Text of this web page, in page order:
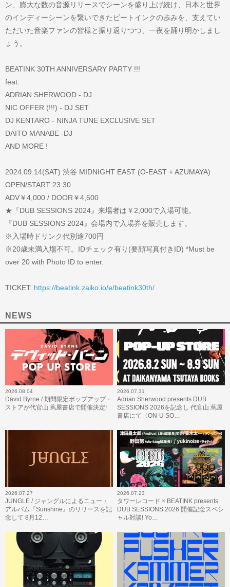
ン、膨大な数の音源リリースでシーンを盛り上げ続け、日本と世界
のインディーシーンを繋いできたビートインクの歩みを、支えてい
ただいた音楽ファンの皆様と振り返りつつ、一夜を踊り明かしまし
ょう。
BEATINK 30TH ANNIVERSARY PARTY !!!
feat.
ADRIAN SHERWOOD - DJ
NIC OFFER (!!!) - DJ SET
DJ KENTARO - NINJA TUNE EXCLUSIVE SET
DAITO MANABE -DJ
AND MORE !
2024.09.14(SAT) 渋谷 MIDNIGHT EAST (O-EAST + AZUMAYA)
OPEN/START 23:30
ADV￥4,000 / DOOR￥4,500
★『DUB SESSIONS 2024』来場者は￥2,000で入場可能。
『DUB SESSIONS 2024』会場内で入場券を販売します。
※入場時ドリンク代別途700円
※20歳未満入場不可。IDチェック有り(要顔写真付きID) *Must be
over 20 with Photo ID to enter.
TICKET: https://beatink.zaiko.io/e/beatink30th/
NEWS
2026.08.04
David Byrne / 期間限定ポップアップ・
ストアが代官山 蔦屋書店で開催決定!
2026.07.31
Adrian Sherwood presents DUB
SESSIONS 2026を記念し 代官山 蔦屋
書店にて〈ON-U SO…
2026.07.27
JUNGLE / ジャングルによるニュー・
アルバム『Sunshine』のリリースを記
念して 8月12…
2026.07.23
タワーレコード × BEATINK presents
DUB SESSIONS 2026 開催記念スペシ
ャル対談! Yo…